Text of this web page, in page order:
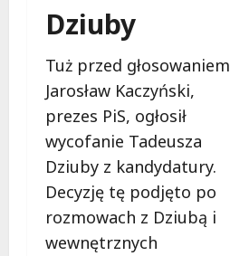
Dziuby
Tuż przed głosowaniem
Jarosław Kaczyński,
prezes PiS, ogłosił
wycofanie Tadeusza
Dziuby z kandydatury.
Decyzję tę podjęto po
rozmowach z Dziubą i
wewnętrznych